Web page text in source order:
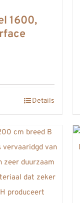
1600,
Details